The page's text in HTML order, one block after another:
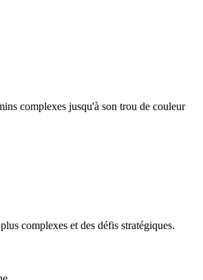
complexes jusqu'à son trou de couleur
complexes et des défis stratégiques.